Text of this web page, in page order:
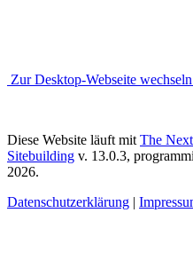
Zur Desktop-Webseite wechseln
Diese Website läuft mit The
Sitebuilding v. 13.0.3,
2026.
Datenschutzerklärung |